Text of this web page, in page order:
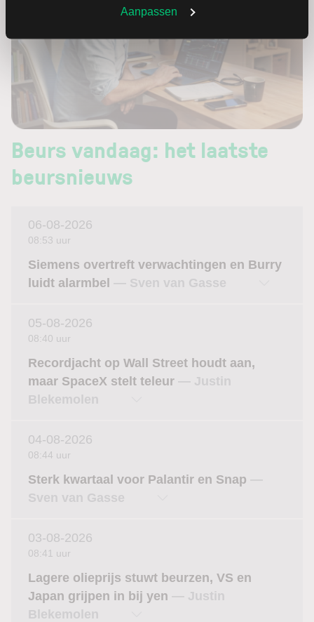
Aanpassen
Beurs vandaag: het laatste
beursnieuws
06-08-2026
08:53 uur
Siemens overtreft verwachtingen en Burry
luidt alarmbel — Sven van Gasse
05-08-2026
08:40 uur
Recordjacht op Wall Street houdt aan,
maar SpaceX stelt teleur — Justin
Blekemolen
04-08-2026
08:44 uur
Sterk kwartaal voor Palantir en Snap —
Sven van Gasse
03-08-2026
08:41 uur
Lagere olieprijs stuwt beurzen, VS en
Japan grijpen in bij yen — Justin
Blekemolen